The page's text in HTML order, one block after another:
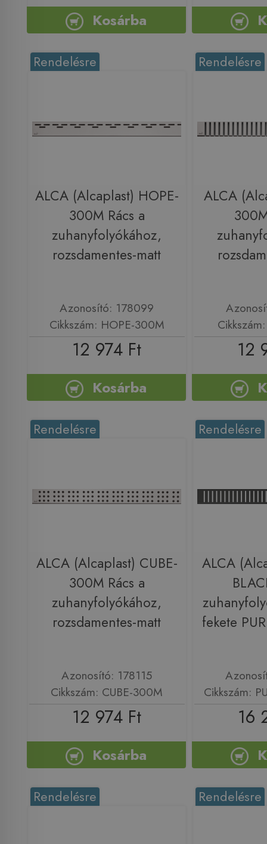
Kosárba
Rendelésre
ALCA (Alcaplast) HOPE-
300M Rács a
zuhanyfolyókához,
rozsdamentes-matt
Azonosító: 178099
Cikkszám: HOPE-300M
12 974 Ft
Kosárba
Rendelésre
ALCA
12
Rendelésre
ALCA (Alcaplast) CUBE-
300M Rács a
zuhanyfolyókához,
rozsdamentes-matt
Azonosító: 178115
Cikkszám: CUBE-300M
12 974 Ft
Kosárba
Rendelésre
ALCA
fekete
Cikkszám:
16
Rendelésre Rendelésre